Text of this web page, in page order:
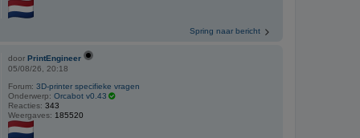
Spring naar bericht
doorPrintEngineer
05/08/26, 20:18
Forum:3D-printer specifieke vragen
Onderwerp:Orcabot v0.43
Reacties:343
Weergaves: 185520